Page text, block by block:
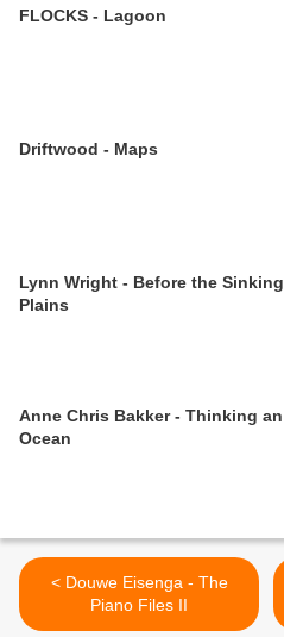
FLOCKS - Lagoon
Driftwood - Maps
Lynn Wright - Before the Sinking
Plains
Anne Chris Bakker - Thinking an
Ocean
< Douwe Eisenga - The
Piano Files II